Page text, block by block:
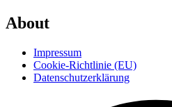
About
Impressum
Cookie-Richtlinie (EU)
Datenschutzerklärung